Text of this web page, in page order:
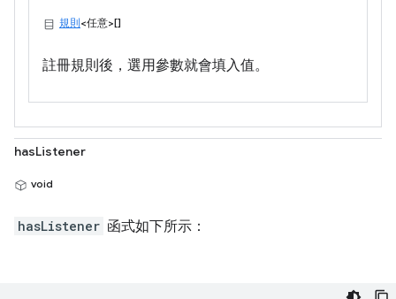
規則<任意>[]
註冊規則後，選用參數就會填入值。
hasListener
void
hasListener 函式如下所示：